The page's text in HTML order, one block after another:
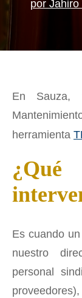
por Jahiro
En Sauza,
herramienta
Es cuando un
nuestro
personal